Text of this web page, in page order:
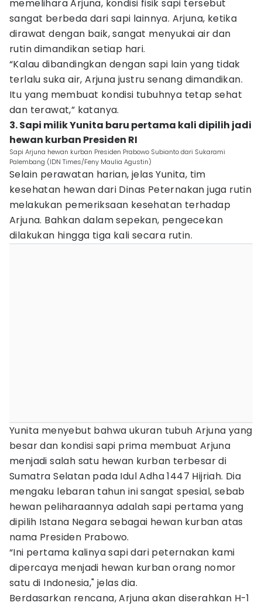
memelihara Arjuna, kondisi fisik sapi tersebut
sangat berbeda dari sapi lainnya. Arjuna, ketika
dirawat dengan baik, sangat menyukai air dan
rutin dimandikan setiap hari.
“Kalau dibandingkan dengan sapi lain yang tidak
terlalu suka air, Arjuna justru senang dimandikan.
Itu yang membuat kondisi tubuhnya tetap sehat
dan terawat,” katanya.
3. Sapi milik Yunita baru pertama kali dipilih jadi
hewan kurban Presiden RI
Sapi Arjuna hewan kurban Presiden Prabowo Subianto dari Sukarami
Palembang (IDN Times/Feny Maulia Agustin)
Selain perawatan harian, jelas Yunita, tim
kesehatan hewan dari Dinas Peternakan juga rutin
melakukan pemeriksaan kesehatan terhadap
Arjuna. Bahkan dalam sepekan, pengecekan
dilakukan hingga tiga kali secara rutin.
Yunita menyebut bahwa ukuran tubuh Arjuna yang
besar dan kondisi sapi prima membuat Arjuna
menjadi salah satu hewan kurban terbesar di
Sumatra Selatan pada Idul Adha 1447 Hijriah. Dia
mengaku lebaran tahun ini sangat spesial, sebab
hewan peliharaannya adalah sapi pertama yang
dipilih Istana Negara sebagai hewan kurban atas
nama Presiden Prabowo.
“Ini pertama kalinya sapi dari peternakan kami
dipercaya menjadi hewan kurban orang nomor
satu di Indonesia," jelas dia.
Berdasarkan rencana, Arjuna akan diserahkan H-1